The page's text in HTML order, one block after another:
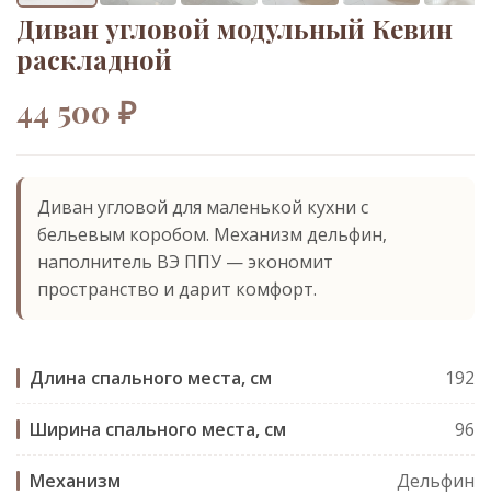
Диван угловой модульный Кевин
раскладной
44 500 ₽
Диван угловой для маленькой кухни с
бельевым коробом. Механизм дельфин,
наполнитель ВЭ ППУ — экономит
пространство и дарит комфорт.
Длина спального места, см 192
Ширина спального места, см 96
Механизм Дельфин